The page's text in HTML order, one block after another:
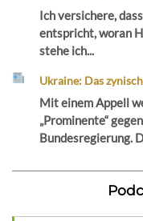
Ich versichere,
entspricht, woran
stehe ich...
Ukraine: Das
Mit einem Appell
„Prominente“
Bundesregierung.